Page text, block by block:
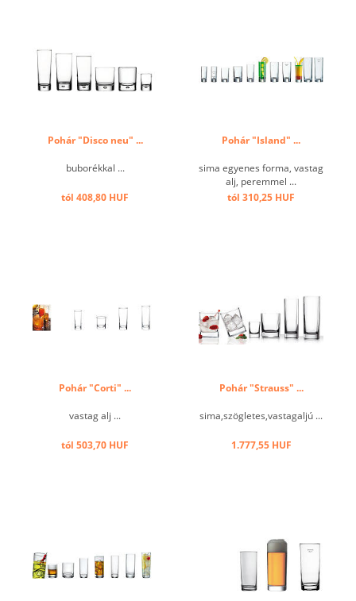
Pohár "Disco neu" ...
buborékkal ...
tól 408,80 HUF
Pohár "Island" ...
sima egyenes forma, vastag
alj, peremmel ...
tól 310,25 HUF
Pohár "Corti" ...
vastag alj ...
tól 503,70 HUF
Pohár "Strauss" ...
sima,szögletes,vastagaljú ...
1.777,55 HUF